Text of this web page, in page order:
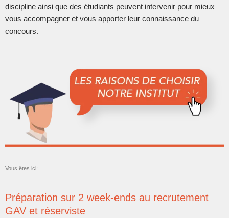
discipline ainsi que des étudiants peuvent intervenir pour mieux
vous accompagner et vous apporter leur connaissance du
concours.
Vous êtes ici:
Préparation sur 2 week-ends au recrutement
GAV et réserviste